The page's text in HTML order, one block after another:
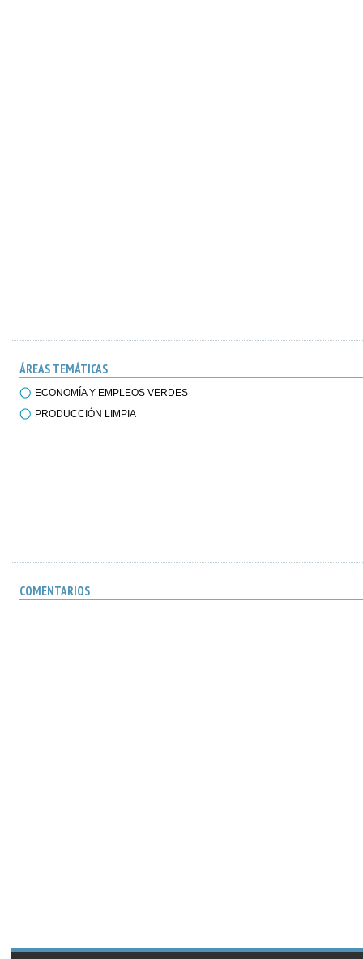
ÁREAS TEMÁTICAS
ECONOMÍA Y EMPLEOS VERDES
PRODUCCIÓN LIMPIA
COMENTARIOS